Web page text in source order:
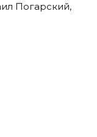
Погарский,